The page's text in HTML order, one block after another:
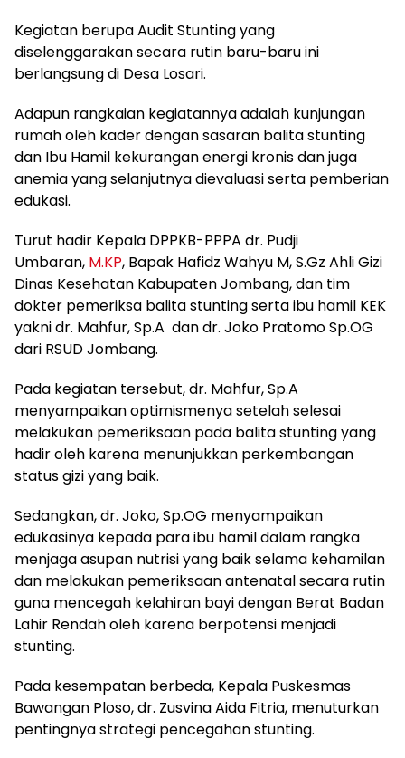
Kegiatan berupa Audit Stunting yang
diselenggarakan secara rutin baru-baru ini
berlangsung di Desa Losari.
Adapun rangkaian kegiatannya adalah kunjungan
rumah oleh kader dengan sasaran balita stunting
dan Ibu Hamil kekurangan energi kronis dan juga
anemia yang selanjutnya dievaluasi serta pemberian
edukasi.
Turut hadir Kepala DPPKB-PPPA dr. Pudji
Umbaran, M.KP, Bapak Hafidz Wahyu M, S.Gz Ahli Gizi
Dinas Kesehatan Kabupaten Jombang, dan tim
dokter pemeriksa balita stunting serta ibu hamil KEK
yakni dr. Mahfur, Sp.A dan dr. Joko Pratomo Sp.OG
dari RSUD Jombang.
Pada kegiatan tersebut, dr. Mahfur, Sp.A
menyampaikan optimismenya setelah selesai
melakukan pemeriksaan pada balita stunting yang
hadir oleh karena menunjukkan perkembangan
status gizi yang baik.
Sedangkan, dr. Joko, Sp.OG menyampaikan
edukasinya kepada para ibu hamil dalam rangka
menjaga asupan nutrisi yang baik selama kehamilan
dan melakukan pemeriksaan antenatal secara rutin
guna mencegah kelahiran bayi dengan Berat Badan
Lahir Rendah oleh karena berpotensi menjadi
stunting.
Pada kesempatan berbeda, Kepala Puskesmas
Bawangan Ploso, dr. Zusvina Aida Fitria, menuturkan
pentingnya strategi pencegahan stunting.